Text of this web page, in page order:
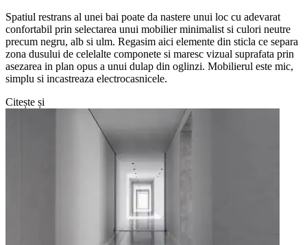
Spatiul restrans al unei bai poate da nastere unui loc cu adevarat
confortabil prin selectarea unui mobilier minimalist si culori neutre
precum negru, alb si ulm. Regasim aici elemente din sticla ce separa
zona dusului de celelalte componete si maresc vizual suprafata prin
asezarea in plan opus a unui dulap din oglinzi. Mobilierul este mic,
simplu si incastreaza electrocasnicele.
Citește și